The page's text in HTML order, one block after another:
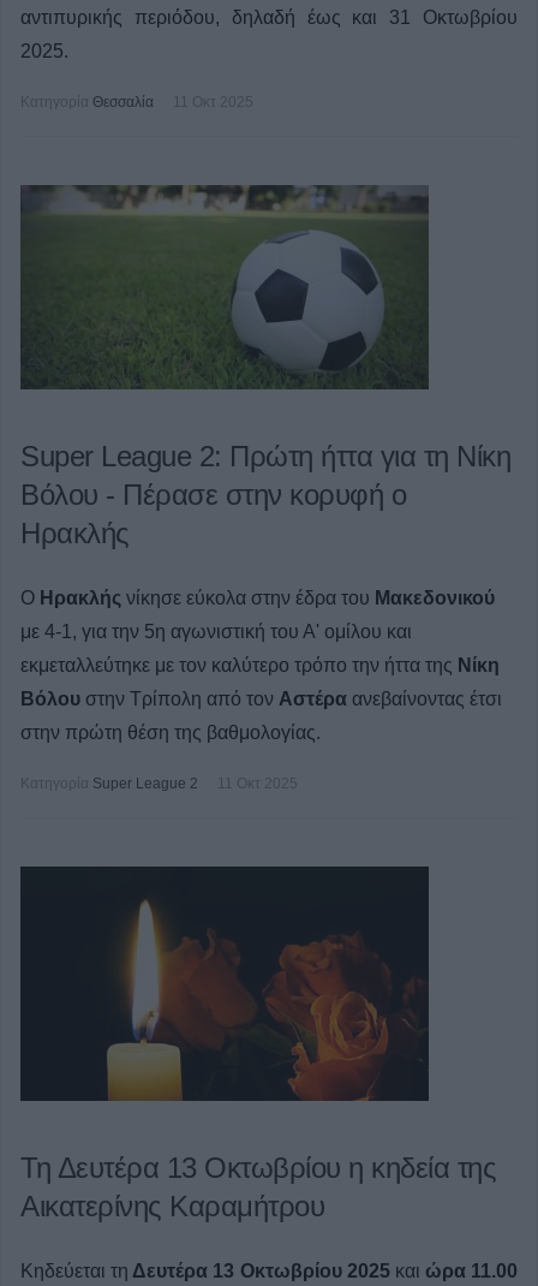
αντιπυρικής περιόδου, δηλαδή έως και 31 Οκτωβρίου
2025.
Κατηγορία Θεσσαλία 11 Οκτ 2025
Super League 2: Πρώτη ήττα για τη Νίκη
Βόλου - Πέρασε στην κορυφή ο
Ηρακλής
Ο Ηρακλής νίκησε εύκολα στην έδρα του Μακεδονικού
με 4-1, για την 5η αγωνιστική του Α' ομίλου και
εκμεταλλεύτηκε με τον καλύτερο τρόπο την ήττα της Νίκη
Βόλου στην Τρίπολη από τον Αστέρα ανεβαίνοντας έτσι
στην πρώτη θέση της βαθμολογίας.
Κατηγορία Super League 2 11 Οκτ 2025
Τη Δευτέρα 13 Οκτωβρίου η κηδεία της
Αικατερίνης Καραμήτρου
Κηδεύεται τη Δευτέρα 13 Οκτωβρίου 2025και ώρα 11.00